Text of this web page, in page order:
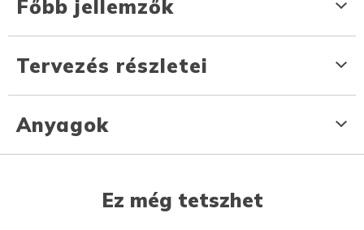
Főbb jellemzők
Tervezés részletei
Anyagok
Ez még tetszhet